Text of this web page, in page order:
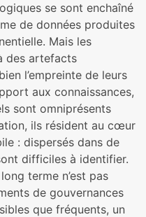
se sont enchaîné
de données produites
Mais les
des artefacts
l’empreinte de leurs
aux connaissances,
sont omniprésents
ils résident au cœur
: dispersés dans de
difficiles à identifier.
terme n’est pas
de gouvernances
que fréquents, un